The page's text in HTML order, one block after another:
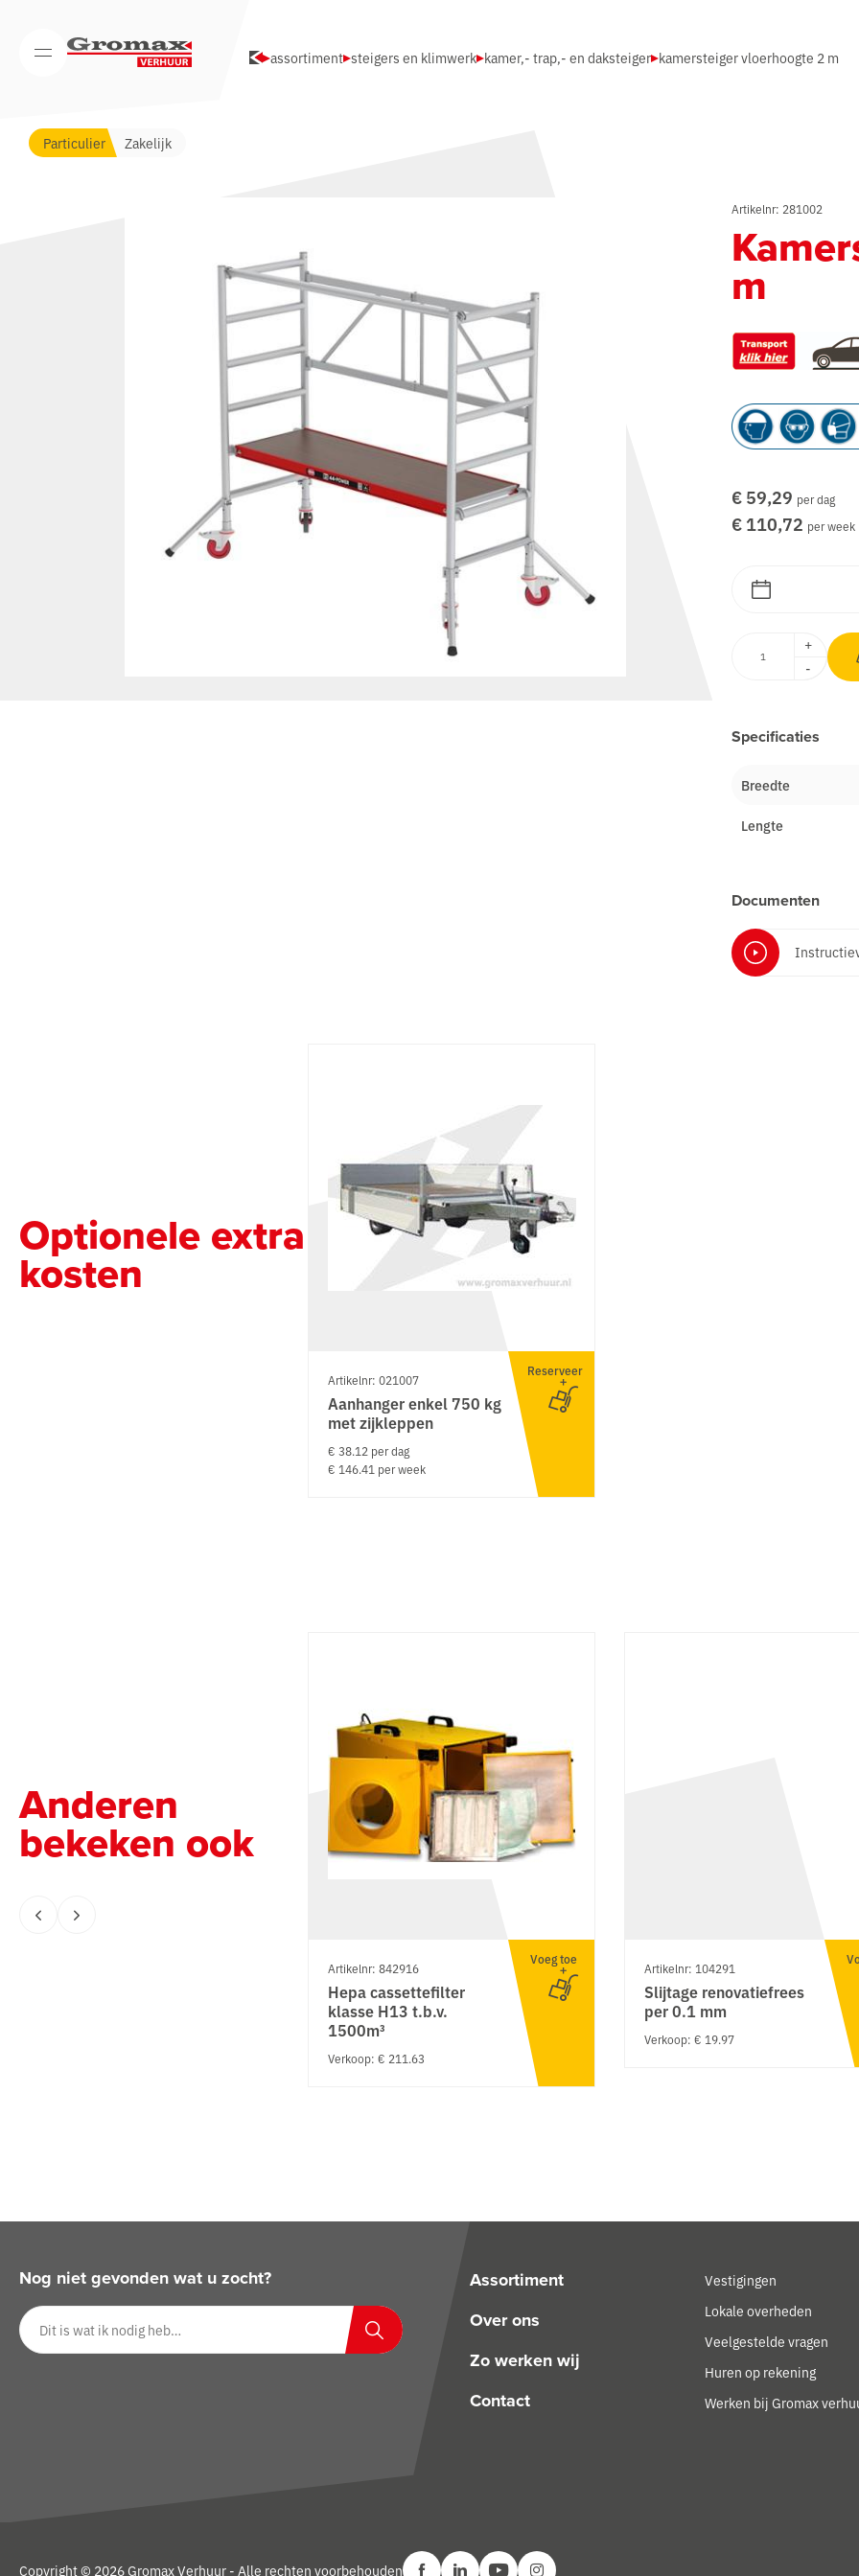
Open/Sluit mobiel menu
Particulier Zakelijk
assortiment steigers en klimwerk kamer,- trap,- en daksteiger kamersteiger vloerhoogte 2 m
Artikelnr: 281002
m
€ 59,29 per dag
€ 110,72 per week
+
-
Specificaties
Breedte
Lengte
Documenten
Optionele extra
kosten
Artikelnr: 021007
Aanhanger enkel 750 kg
met zijkleppen
€ 38.12 per dag
€ 146.41 per week
Reserveer
Anderen
bekeken ook
Artikelnr: 842916
Hepa cassettefilter
klasse H13 t.b.v.
1500m³
Verkoop: € 211.63
Voeg toe
Artikelnr: 104291
Slijtage renovatiefrees
per 0.1 mm
Verkoop: € 19.97
Nog niet gevonden wat u zocht?
Zoeken op website
Zoeken
Assortiment
Over ons
Zo werken wij
Contact
Vestigingen
Lokale overheden
Veelgestelde vragen
Huren op rekening
Werken bij Gromax
Copyright © 2026 Gromax Verhuur - Alle rechten voorbehouden